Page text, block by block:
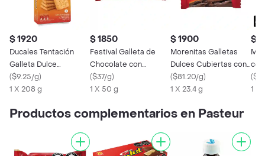
$ 1920
Ducales Tentación
Galleta Dulce
Saborizada
($9.25/g)
1 X 208 g
$ 1850
Festival Galleta de
Chocolate con
Relleno Sabor Vainilla
($37/g)
1 X 50 g
$ 1900
Morenitas Galletas
Dulces Cubiertas con
Chocolate
($81.20/g)
1 X 23.4 g
$
(
1 X
Productos complementarios en Pasteur